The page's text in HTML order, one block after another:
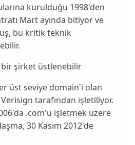
kurulduğu 1998'den
Mart ayında bitiyor ve
bu kritik teknik
bir şirket üstlenebilir
üst seviye domain'i olan
tarafından işletiliyor.
.com'u işletmek üzere
30 Kasım 2012'de